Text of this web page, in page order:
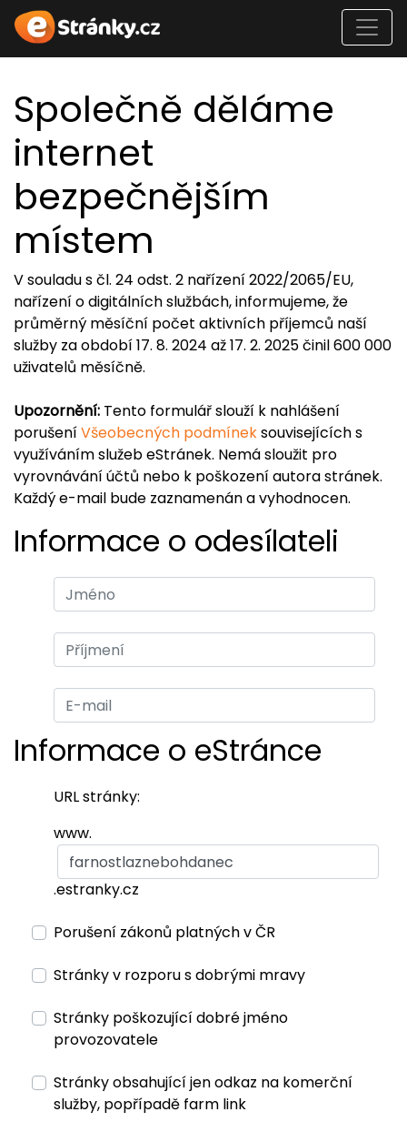
Společně děláme
internet
bezpečnějším
místem
V souladu s čl. 24 odst. 2 nařízení 2022/2065/EU,
nařízení o digitálních službách, informujeme, že
průměrný měsíční počet aktivních příjemců naší
služby za období 17. 8. 2024 až 17. 2. 2025 činil 600 000
uživatelů měsíčně.
Upozornění: Tento formulář slouží k nahlášení
porušeníVšeobecných podmíneksouvisejících s
využíváním služeb eStránek. Nemá sloužit pro
vyrovnávání účtů nebo k poškození autora stránek.
Každý e-mail bude zaznamenán a vyhodnocen.
Informace o odesílateli
Informace o eStránce
URL stránky:
www.
.estranky.cz
Porušení zákonů platných v ČR
Stránky v rozporu s dobrými mravy
Stránky poškozující dobré jméno
provozovatele
Stránky obsahující jen odkaz na komerční
služby, popřípadě farm link